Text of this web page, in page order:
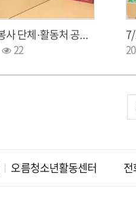
7/11(토) 자원봉사 단체·활동처 공모사업 「안전해'오름'」 3회차
22
오름청소년활동센터